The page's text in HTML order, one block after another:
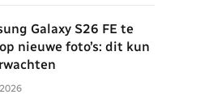
Galaxy S26 FE te
nieuwe foto’s: dit kun